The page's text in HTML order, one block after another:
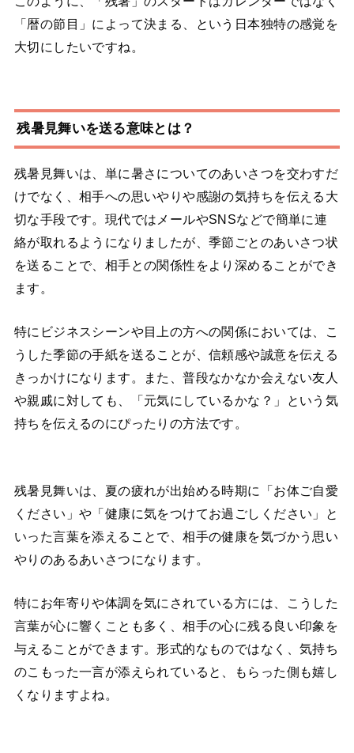
「暦の節目」によって決まる、という日本独特の感覚を
大切にしたいですね。
残暑見舞いを送る意味とは？
残暑見舞いは、単に暑さについてのあいさつを交わすだ
けでなく、相手への思いやりや感謝の気持ちを伝える大
切な手段です。現代ではメールやSNSなどで簡単に連
絡が取れるようになりましたが、季節ごとのあいさつ状
を送ることで、相手との関係性をより深めることができ
ます。
特にビジネスシーンや目上の方への関係においては、こ
うした季節の手紙を送ることが、信頼感や誠意を伝える
きっかけになります。また、普段なかなか会えない友人
や親戚に対しても、「元気にしているかな？」という気
持ちを伝えるのにぴったりの方法です。
残暑見舞いは、夏の疲れが出始める時期に「お体ご自愛
ください」や「健康に気をつけてお過ごしください」と
いった言葉を添えることで、相手の健康を気づかう思い
やりのあるあいさつになります。
特にお年寄りや体調を気にされている方には、こうした
言葉が心に響くことも多く、相手の心に残る良い印象を
与えることができます。形式的なものではなく、気持ち
のこもった一言が添えられていると、もらった側も嬉し
くなりますよね。